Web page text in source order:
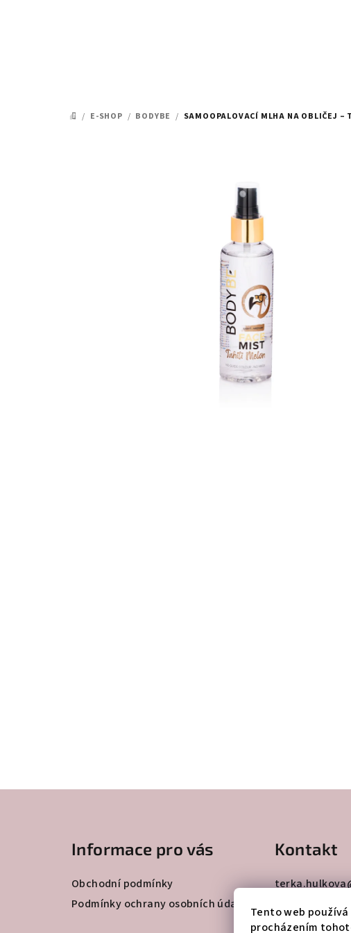
Tento web
procházením
DOMŮ
/ E-SHOP / BODYBE / SAMOOPALOVACÍ MLHA NA OBLIČEJ –
Informace pro vás
Obchodní podmínky
Podmínky ochrany osobních údajů
Kontakt
terka.hulkova